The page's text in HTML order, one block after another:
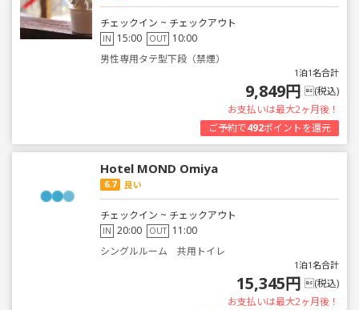
チェックイン ~ チェックアウト
IN 15:00 OUT 10:00
男性専用タテ型下段（禁煙）
1泊1名合計
9,849円 (税込)
お支払いは最大2ヶ月後！
ご予約で492ポイントを還元
Hotel MOND Omiya
6.7 良い
チェックイン ~ チェックアウト
IN 20:00 OUT 11:00
シングルルーム 共用トイレ
1泊1名合計
15,345円 (税込)
お支払いは最大2ヶ月後！